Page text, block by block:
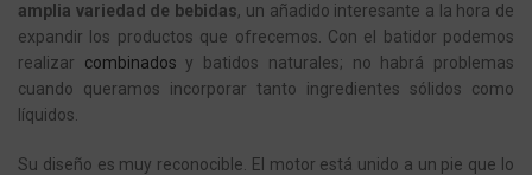
amplia variedad de bebidas, un añadido interesante a la hora de
expandir los productos que ofrecemos. Con el batidor podemos
realizar combinadosy batidos naturales; no habrá problemas
cuando queramos incorporar tanto ingredientes sólidos como
líquidos.
Su diseño es muy reconocible. El motor está unido a un pie que lo